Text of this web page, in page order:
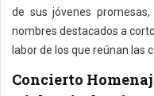
de sus jóvenes
nombres destacados a
labor de los que reúnan las
Concierto